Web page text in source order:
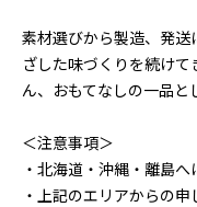
素材選びから製造、発送
ざした味づくりを続け
ん、おもてなしの一品と
＜注意事項＞
・北海道・沖縄・離島へ
・上記のエリアからの申